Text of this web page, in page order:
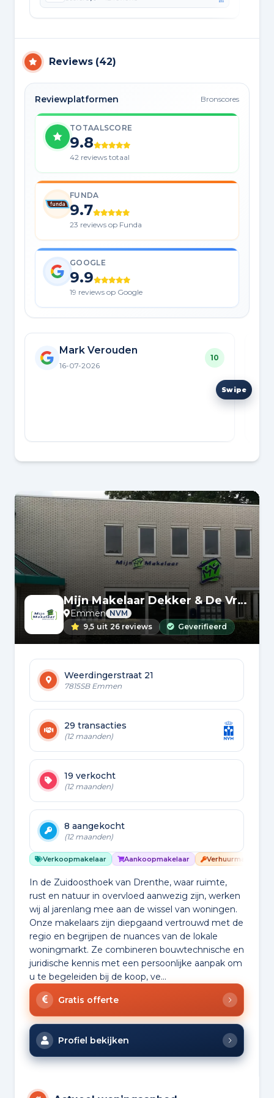
Reviews (42)
Reviewplatformen Bronscores
TOTAALSCORE
9.8
42 reviews totaal
FUNDA
9.7
23 reviews op Funda
GOOGLE
9.9
19 reviews op Google
Mark Verouden
16-07-2026
10
Mijn Makelaar Dekker & De Vreeze
Emmen NVM
9,5 uit 26 reviews Geverifieerd
Weerdingerstraat 21
7815SB Emmen
29 transacties
(12 maanden)
19 verkocht
(12 maanden)
8 aangekocht
(12 maanden)
Verkoopmakelaar Aankoopmakelaar Verhuurmakelaar
In de Zuidoosthoek van Drenthe, waar ruimte,
rust en natuur in overvloed aanwezig zijn, werken
wij al jarenlang mee aan de wissel van woningen.
Onze makelaars zijn diepgaand vertrouwd met de
regio en begrijpen de nuances van de lokale
woningmarkt. Ze combineren bouwtechnische en
juridische kennis met een persoonlijke aanpak om
u te begeleiden bij de koop, ve...
Gratis offerte
Profiel bekijken